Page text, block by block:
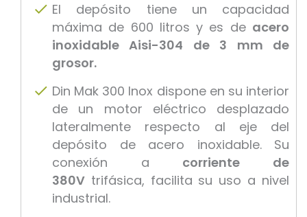
El depósito tiene un capacidad
máxima de 600 litros y es de acero
inoxidable Aisi-304 de 3 mm de
grosor.
Din Mak 300 Inox dispone en su interior
de un motor eléctrico desplazado
lateralmente respecto al eje del
depósito de acero inoxidable. Su
conexión a corriente de
380V trifásica, facilita su uso a nivel
industrial.